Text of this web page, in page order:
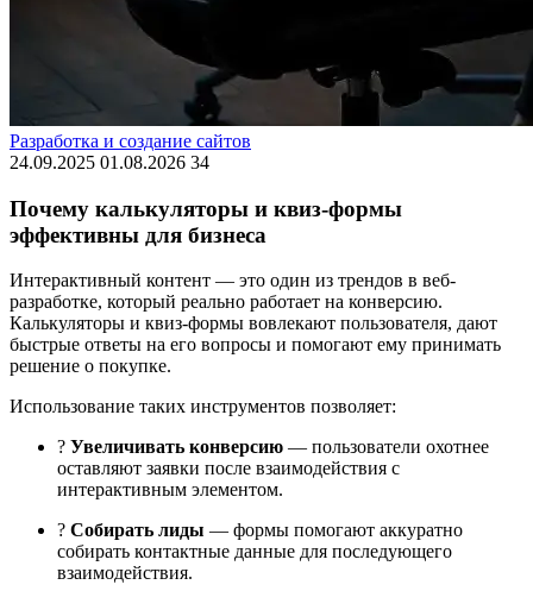
Разработка и создание сайтов
24.09.2025 01.08.2026 34
Почему калькуляторы и квиз-формы
эффективны для бизнеса
Интерактивный контент — это один из трендов в веб-
разработке, который реально работает на конверсию.
Калькуляторы и квиз-формы вовлекают пользователя, дают
быстрые ответы на его вопросы и помогают ему принимать
решение о покупке.
Использование таких инструментов позволяет:
? Увеличивать конверсию — пользователи охотнее
оставляют заявки после взаимодействия с
интерактивным элементом.
? Собирать лиды — формы помогают аккуратно
собирать контактные данные для последующего
взаимодействия.